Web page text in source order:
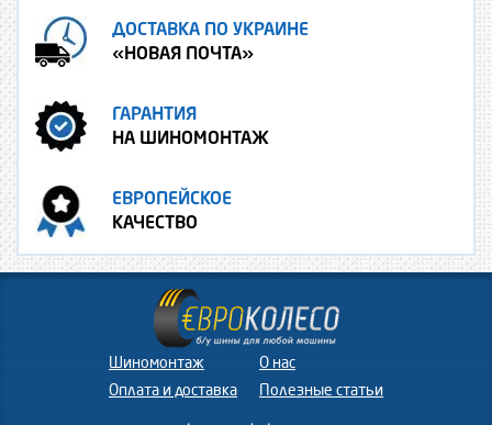
ДОСТАВКА ПО УКРАИНЕ
«НОВАЯ ПОЧТА»
ГАРАНТИЯ
НА ШИНОМОНТАЖ
ЕВРОПЕЙСКОЕ
КАЧЕСТВО
Шиномонтаж
Оплата и доставка
О нас
Полезные статьи